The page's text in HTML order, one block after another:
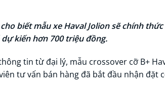
biết mẫu xe Haval Jolion sẽ chính
dự kiến hơn 700 triệu đồng.
tin từ đại lý, mẫu crossover cỡ B+
tư vấn bán hàng đã bắt đầu nhận đặt